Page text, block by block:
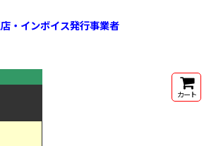
・インボイス発行事業者
カート